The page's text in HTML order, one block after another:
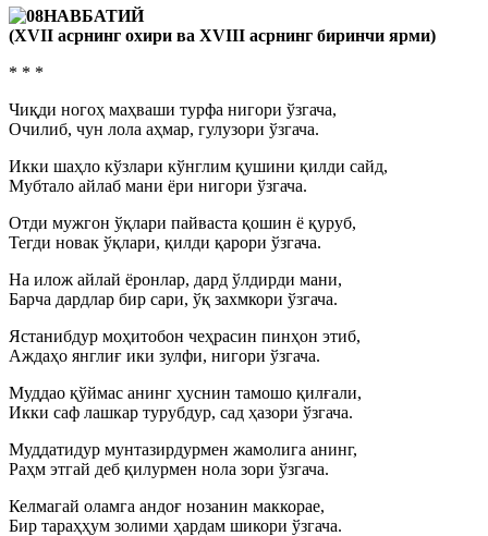
НАВБАТИЙ
(ХVII асрнинг охири ва ХVIII асрнинг биринчи ярми)
* * *
Чиқди ногоҳ маҳваши турфа нигори ўзгача,
Очилиб, чун лола аҳмар, гулузори ўзгача.
Икки шаҳло кўзлари кўнглим қушини қилди сайд,
Мубтало айлаб мани ёри нигори ўзгача.
Отди мужгон ўқлари пайваста қошин ё қуруб,
Тегди новак ўқлари, қилди қарори ўзгача.
На илож айлай ёронлар, дард ўлдирди мани,
Барча дардлар бир сари, ўқ захмкори ўзгача.
Ястанибдур моҳитобон чеҳрасин пинҳон этиб,
Аждаҳо янглиғ ики зулфи, нигори ўзгача.
Муддао қўймас анинг ҳуснин тамошо қилғали,
Икки саф лашкар турубдур, сад ҳазори ўзгача.
Муддатидур мунтазирдурмен жамолига анинг,
Раҳм этгай деб қилурмен нола зори ўзгача.
Келмагай оламга андоғ нозанин маккорае,
Бир тараҳҳум золими ҳардам шикори ўзгача.